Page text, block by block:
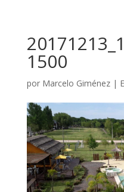
1500
por Marcelo Giménez|